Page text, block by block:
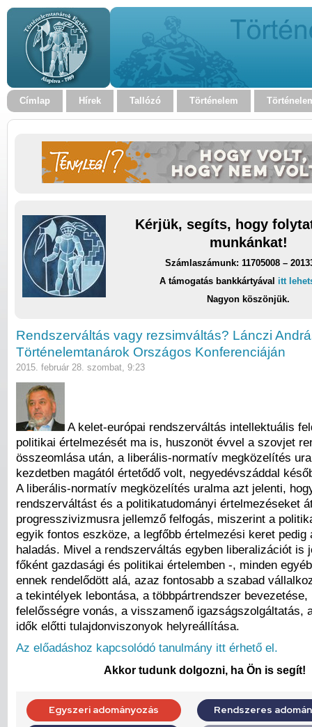
Címlap Hírek Tallózó Történelem
Kérjük, segíts, hogy
munkánkat!
Számlaszámunk: 11705008 –
A támogatás bankkártyával itt
Nagyon köszönjük.
Rendszerváltás vagy rezsimváltás? Lánczi
Történelemtanárok Országos Konferenciáján
2015. február 28. szombat, 9:23
A kelet-európai rendszerváltás intellektuális
politikai értelmezését ma is, huszonöt évvel a szovjet
összeomlása után, a liberális-normatív megközelítés
kezdetben magától értetődő volt, negyedévszáddal
A liberális-normatív megközelítés uralma azt jelenti,
rendszerváltást és a politikatudományi értelmezéseket
progresszivizmusra jellemző felfogás, miszerint a
egyik fontos eszköze, a legfőbb értelmezési keret pedig
haladás. Mivel a rendszerváltás egyben liberalizációt is
főként gazdasági és politikai értelemben -, minden
ennek rendelődött alá, azaz fontosabb a szabad
a tekintélyek lebontása, a többpártrendszer
felelősségre vonás, a visszamenő igazságszolgáltatás,
idők előtti tulajdonviszonyok helyreállítása.
Az előadáshoz kapcsolódó tanulmány itt érhető el.
Akkor tudunk dolgozni, ha Ön is segít!